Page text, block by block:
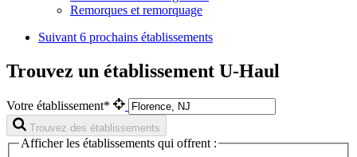
Remorques et remorquage
Suivant 6 prochains établissements
Trouvez un établissement U-Haul
Votre établissement*
Trouvez des établissements
Afficher les établissements qui offrent :